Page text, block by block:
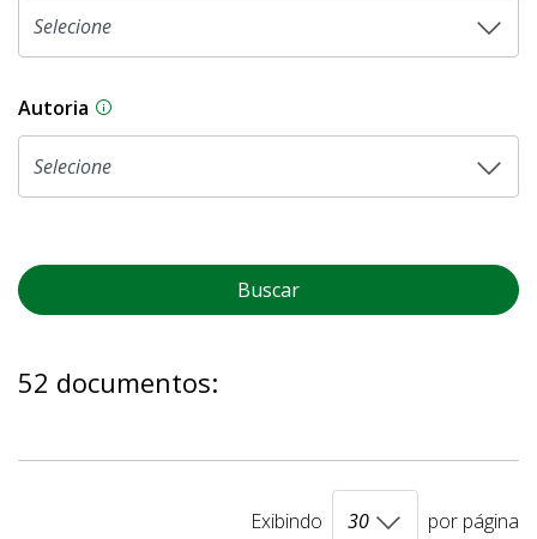
Autoria As proposições legislativas na CLDF podem
Buscar
52 documentos:
Exibindo por página